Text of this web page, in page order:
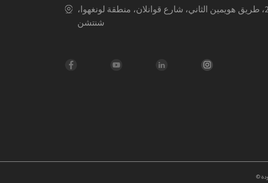
رقم 21، طريق هويمين الثاني، شارع قوانلان، منطقة لونغهوا،
شنتشن